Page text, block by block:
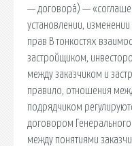
— договора́) —
установлении,
прав В тонкостях
застройщиком,
между заказчиком и
правило, отношения
подрядчиком
договором
между понятиями